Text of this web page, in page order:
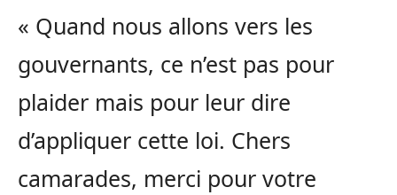
« Quand nous allons vers les
gouvernants, ce n’est pas pour
plaider mais pour leur dire
d’appliquer cette loi. Chers
camarades, merci pour votre